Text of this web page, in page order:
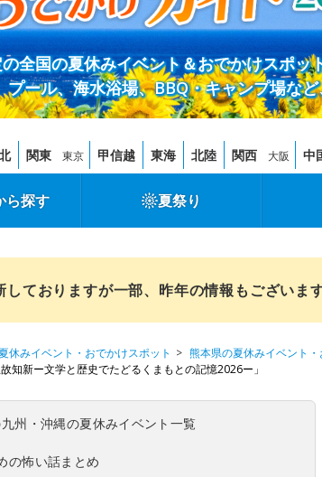
全国の夏休みイベント＆おでかけスポッ
ール、海水浴場、BBQ・キャンプ場な
関東 東京 甲信越 東海 北陸 関西 大阪 中
ら探す 夏祭り
ておりますが一部、昨年の情報もございま
休みイベント・おでかけスポット 熊本県の夏休みイベント・
知新ー文学と歴史でたどるくまもとの記憶2026ー」
州・沖縄の夏休みイベント一覧
の怖い話まとめ